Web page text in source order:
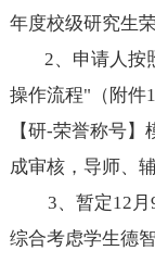
年度校级研究生
2、申请人按
操作流程"（附件1
【研-荣誉称号】
成审核， 导师、
3、 暂定12月
综合考虑学生德